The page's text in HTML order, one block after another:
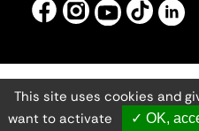
Gestion
This site uses cookies and
want to activate
✓ OK,